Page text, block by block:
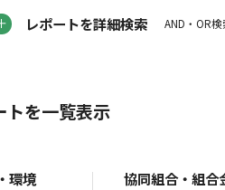
レポートを詳細検索 AND・OR
トを一覧表示
環境 協同組合・組合